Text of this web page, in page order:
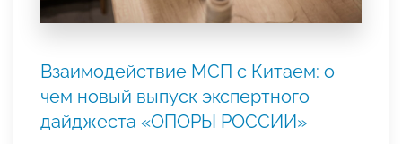
Взаимодействие МСП с Китаем: о
чем новый выпуск экспертного
дайджеста «ОПОРЫ РОССИИ»